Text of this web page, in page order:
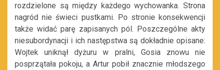
rozdzielone są między każdego wychowanka. Strona
nagród nie świeci pustkami. Po stronie konsekwencji
także widać parę zapisanych pól. Poszczególne akty
niesubordynacji i ich następstwa są dokładnie opisane:
Wojtek uniknął dyżuru w pralni, Gosia znowu nie
posprzątała pokoju, a Artur pobił znacznie młodszego